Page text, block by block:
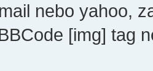
nebo yahoo,
[img] tag